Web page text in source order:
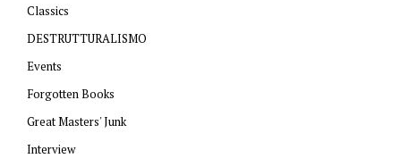
Classics
DESTRUTTURALISMO
Events
Forgotten Books
Great Masters' Junk
Interview